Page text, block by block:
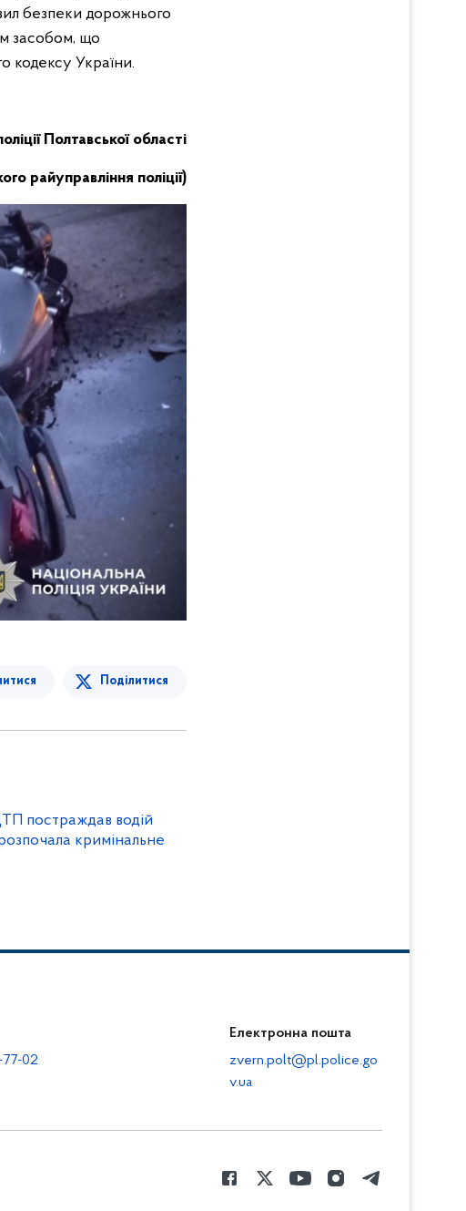
безпеки дорожнього
засобом, що
кодексу України.
Полтавської області
райуправління поліції)
Поділитися
постраждав водій
кримінальне
02
Електронна пошта
zvern.polt@pl.police.go
v.ua